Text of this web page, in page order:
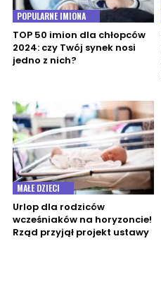
POPULARNE IMIONA
TOP 50 imion dla chłopców
2024: czy Twój synek nosi
jedno z nich?
MAŁE DZIECI
Urlop dla rodziców
wcześniaków na horyzoncie!
Rząd przyjął projekt ustawy